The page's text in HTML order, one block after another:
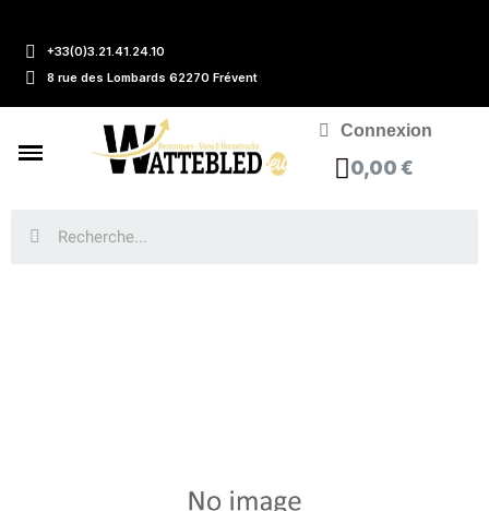
+33(0)3.21.41.24.10
8 rue des Lombards 62270 Frévent
Connexion
0,00 €